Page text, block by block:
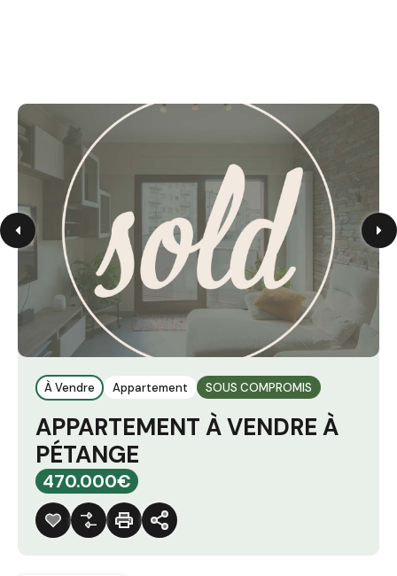
À Vendre Appartement SOUS COMPROMIS
APPARTEMENT À VENDRE À
PÉTANGE
470.000€